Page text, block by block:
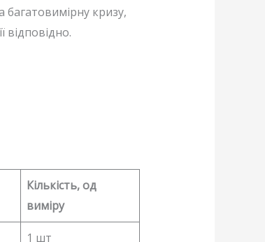
багатовимірну кризу,
відповідно.
Кількість, од
виміру
1 шт